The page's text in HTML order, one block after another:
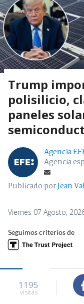
Trump
polisilicio,
paneles
Agencia
Agencia
Publicado porJean
Viernes 07 Agosto,
Seguimos criterios de
1195
visitas